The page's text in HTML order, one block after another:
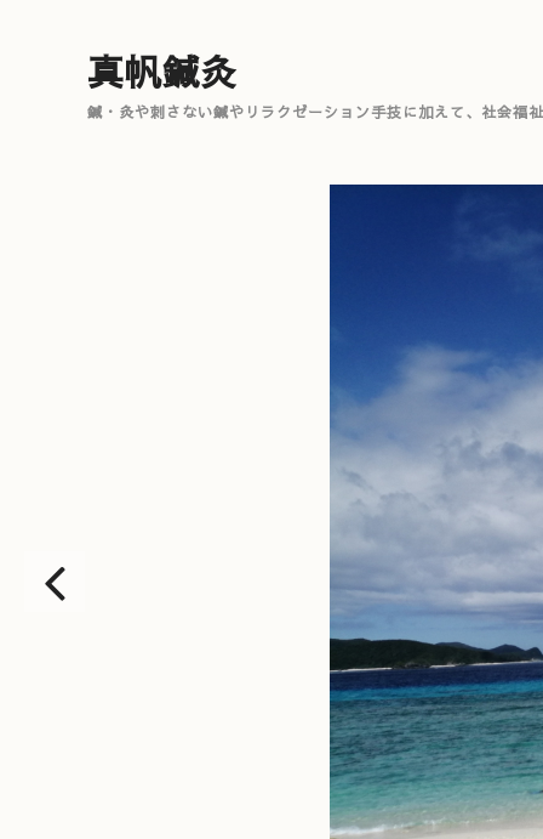
真帆鍼灸
鍼・灸や刺さない鍼やリラクゼーション手技に加えて、社会福